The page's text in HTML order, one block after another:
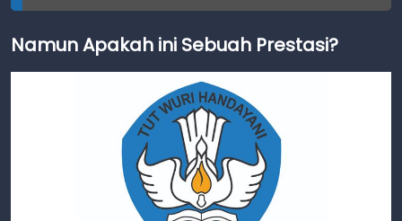
Namun Apakah ini Sebuah Prestasi?